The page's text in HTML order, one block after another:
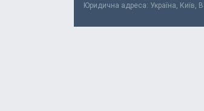
Юридична адреса: Україна, Київ,